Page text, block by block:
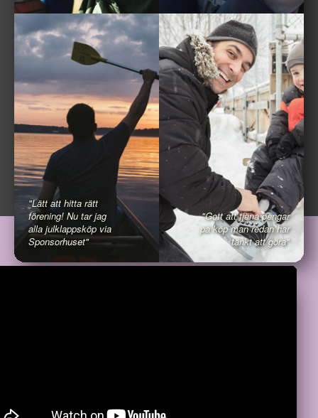
"Lätt att hitta rätt
förening! Nu tar jag
alla julklappsköp via
Sponsorhuset"
"Gott att tjäna pengar
på köp man redan har
tänkt att göra"